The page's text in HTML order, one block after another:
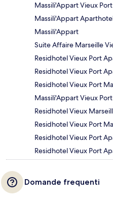
Massili'Appart Vieux
Massili'Appart
Massili'Appart
Suite Affaire Marseille
Residhotel Vieux Port
Residhotel Vieux Port
Residhotel Vieux Port
Massili'Appart Vieux Port
Residhotel Vieux
Residhotel Vieux Port
Residhotel Vieux Port
Residhotel Vieux Port
Domande frequenti